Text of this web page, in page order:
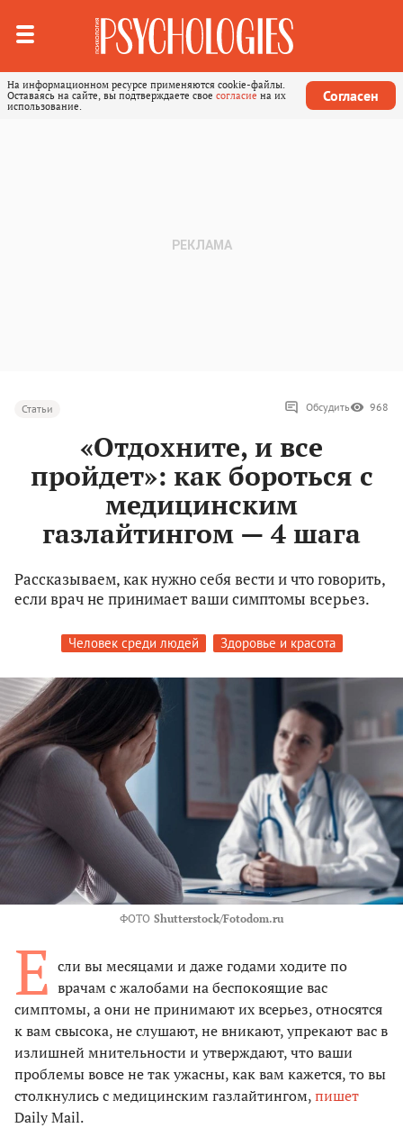
На информационном ресурсе применяются cookie-файлы.
Оставаясь на сайте, вы подтверждаете свое согласие на их
использование.
Согласен
Статьи Обсудить 968
«Отдохните, и все
пройдет»: как бороться с
медицинским
газлайтингом — 4 шага
Рассказываем, как нужно себя вести и что говорить,
если врач не принимает ваши симптомы всерьез.
Человек среди людей Здоровье и красота
ФОТО Shutterstock/Fotodom.ru
Е сли вы месяцами и даже годами ходите по
врачам с жалобами на беспокоящие вас
симптомы, а они не принимают их всерьез, относятся
к вам свысока, не слушают, не вникают, упрекают вас в
излишней мнительности и утверждают, что ваши
проблемы вовсе не так ужасны, как вам кажется, то вы
столкнулись с медицинским газлайтингом,пишет
Daily Mail.